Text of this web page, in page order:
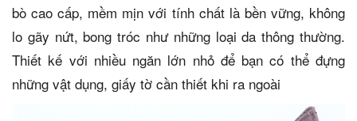
bò cao cấp, mềm mịn với tính chất là bền vững, không
lo gãy nứt, bong tróc như những loại da thông thường.
Thiết kế với nhiều ngăn lớn nhỏ để bạn có thể đựng
những vật dụng, giấy tờ cần thiết khi ra ngoài